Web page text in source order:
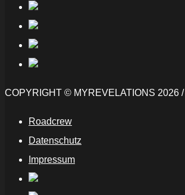
COPYRIGHT © MYREVELATIONS 2026 /
Roadcrew
Datenschutz
Impressum